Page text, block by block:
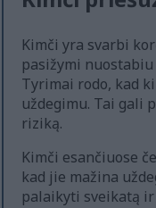
Kimči yra svarbi
pasižymi
Tyrimai rodo, kad
uždegimu. Tai gali
riziką.
Kimči esančiuose
kad jie mažina
palaikyti sveikatą